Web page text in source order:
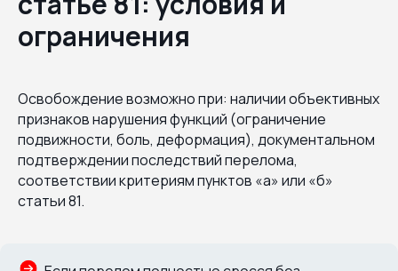
ограничения
Освобождение возможно при: наличии объективных
признаков нарушения функций (ограничение
подвижности, боль, деформация), документальном
подтверждении последствий перелома,
соответствии критериям пунктов «а» или «б»
статьи 81.